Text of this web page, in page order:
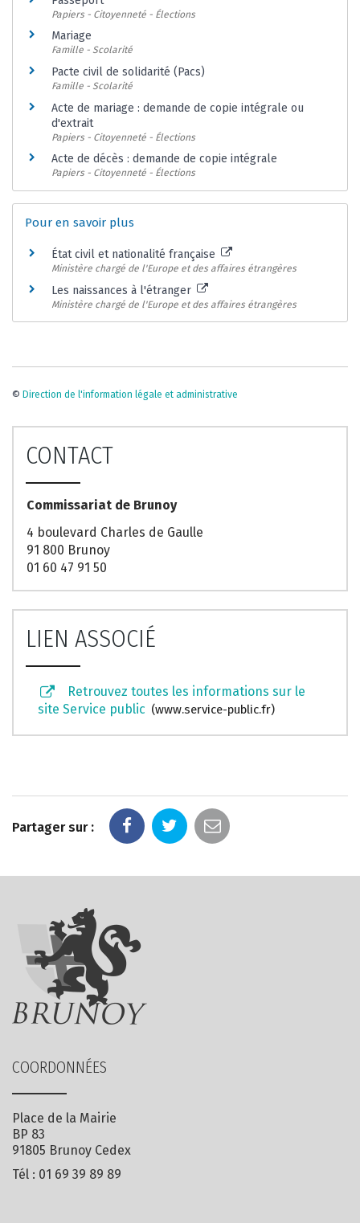
Papiers - Citoyenneté - Élections
Mariage
Famille - Scolarité
Pacte civil de solidarité (Pacs)
Famille - Scolarité
Acte de mariage : demande de copie intégrale ou
d'extrait
Papiers - Citoyenneté - Élections
Acte de décès : demande de copie intégrale
Papiers - Citoyenneté - Élections
Pour en savoir plus
État civil et nationalité française
Ministère chargé de l'Europe et des affaires étrangères
Les naissances à l'étranger
Ministère chargé de l'Europe et des affaires étrangères
© Direction de l'information légale et administrative
CONTACT
Commissariat de Brunoy
4 boulevard Charles de Gaulle
91 800 Brunoy
01 60 47 91 50
LIEN ASSOCIÉ
Retrouvez toutes les informations sur le
site Service public
www.service-public.fr
Partager sur :
COORDONNÉES
Place de la Mairie
BP 83
91805 Brunoy Cedex
Tél : 01 69 39 89 89